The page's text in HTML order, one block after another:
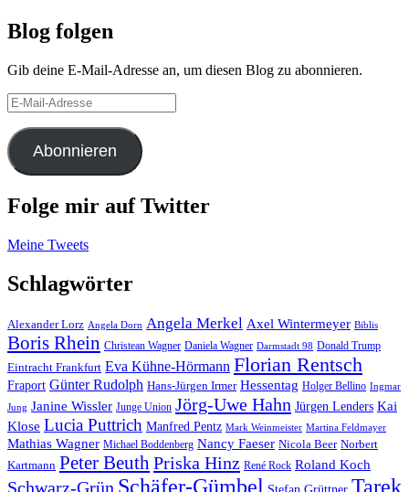
Blog folgen
Gib deine E-Mail-Adresse an, um diesen Blog zu abonnieren.
E-
Mail-
Adresse
Abonnieren
Folge mir auf Twitter
Meine Tweets
Schlagwörter
Alexander Lorz Angela Dorn Angela Merkel Axel Wintermeyer Biblis
Boris Rhein Christean Wagner Daniela Wagner Darmstadt 98 Donald Trump
Eintracht Frankfurt Eva Kühne-Hörmann Florian Rentsch
Fraport Günter Rudolph Hans-Jürgen Irmer Hessentag Holger Bellino Ingmar
Jung Janine Wissler Junge Union Jörg-Uwe Hahn Jürgen Lenders Kai
Klose Lucia Puttrich Manfred Pentz Mark Weinmeister Martina Feldmayer
Mathias Wagner Michael Boddenberg Nancy Faeser Nicola Beer Norbert
Kartmann Peter Beuth Priska Hinz René Rock Roland Koch
Schwarz-Grün Schäfer-Gümbel Stefan Grüttner Tarek